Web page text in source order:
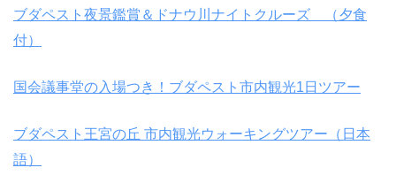
ブダペスト夜景鑑賞＆ドナウ川ナイトクルーズ （夕食
付）
国会議事堂の入場つき！ブダペスト市内観光1日ツアー
ブダペスト王宮の丘 市内観光ウォーキングツアー（日本
語）